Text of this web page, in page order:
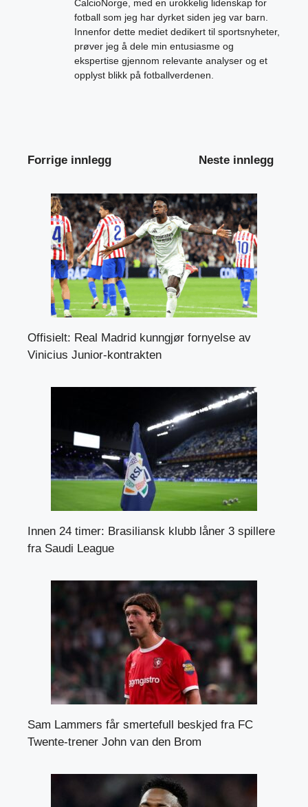
CalcioNorge, med en urokkelig lidenskap for
fotball som jeg har dyrket siden jeg var barn.
Innenfor dette mediet dedikert til sportsnyheter,
prøver jeg å dele min entusiasme og
ekspertise gjennom relevante analyser og et
opplyst blikk på fotballverdenen.
Forrige innlegg Neste innlegg
Offisielt: Real Madrid kunngjør fornyelse av
Vinicius Junior-kontrakten
Innen 24 timer: Brasiliansk klubb låner 3 spillere
fra Saudi League
Sam Lammers får smertefull beskjed fra FC
Twente-trener John van den Brom